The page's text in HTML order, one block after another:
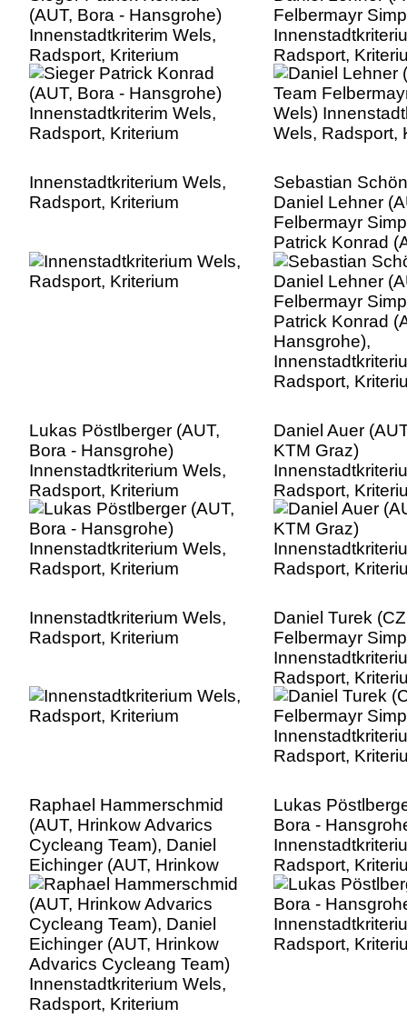
(AUT, Bora - Hansgrohe)
Innenstadtkriterim Wels,
Radsport, Kriterium
Felbermayr
Radsport,
Innenstadtkriterium Wels,
Radsport, Kriterium
Sebastian
Daniel Lehner
Felbermayr
Patrick Konrad
Hansgrohe),
Radsport,
Lukas Pöstlberger (AUT,
Bora - Hansgrohe)
Innenstadtkriterium Wels,
Radsport, Kriterium
Daniel Auer
KTM Graz)
Radsport,
Innenstadtkriterium Wels,
Radsport, Kriterium
Daniel Turek
Felbermayr
Radsport,
Raphael Hammerschmid
(AUT, Hrinkow Advarics
Cycleang Team), Daniel
Eichinger (AUT, Hrinkow
Advarics Cycleang Team)
Innenstadtkriterium Wels,
Radsport, Kriterium
Lukas
Bora -
Radsport,